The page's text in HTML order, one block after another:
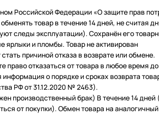
Российской Федерации «О защите прав
товар в течение 14 дней, не считая
следы эксплуатации). Сохранён его
ярлыки и пломбы. Товар не активирован
причиной отказа в возврате или обмене.
отказаться от товара в любое время
о порядке и сроках возврата
РФ от 31.12.2020 № 2463).
производственный брак) В течение 14
от покупки). Обмен товара на